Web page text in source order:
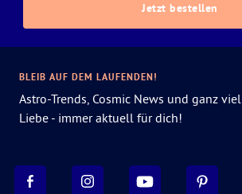
Jetzt bestellen
BLEIB AUF DEM LAUFENDEN!
Astro-Trends, Cosmic News und ganz viel
Liebe - immer aktuell für dich!